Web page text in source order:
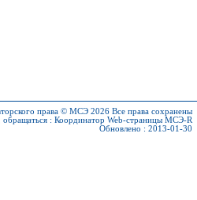
права © МСЭ 2026 Все права сохранены
: Координатор Web-страницы МСЭ-R
Обновлено : 2013-01-30